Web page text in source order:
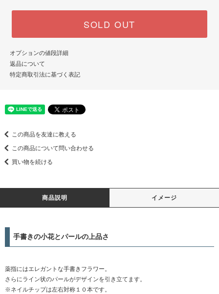
SOLD OUT
オプションの値段詳細
返品について
特定商取引法に基づく表記
この商品を友達に教える
この商品について問い合わせる
買い物を続ける
商品説明 イメージ
手書きの小花とパールの上品さ
薬指にはエレガントな手書きフラワー。
さらにライン状のパールがデザインを引き立てます。
※ネイルチップは左右対称１０本です。